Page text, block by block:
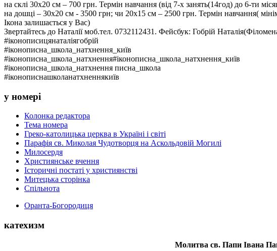
на склі 30х20 см – 700 грн. Термін навчання (від 7-х занять(14год) до 6-ти
на дошці – 30х20 см - 3500 грн; чи 20х15 см – 2500 грн. Термін навчання(
Ікона залишається у Вас)
Звертайтесь до Наталії моб.тел. 0732112431. Фейсбук: Гобрій
#іконописицянаталіягобрій
#іконописна_школа_натхнення_київ
#іконописна_школа_натхнення#іконописна_школа_натхнення_київ
#іконописна_школа_натхнення писна_школа
#іконописнашколанатхненнякиїв
у номері
Колонка редактора
Тема номера
Греко-католицька церква в Україні і світі
Парафія св. Миколая Чудотворця на Аскольдовій Могилі
Милосердя
Християнське вчення
Історичні постаті у християнстві
Митецька сторінка
Спільнота
Оранта-Богородиця
катехизм
Молитва св. Папи Івана